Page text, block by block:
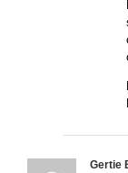
Gertie